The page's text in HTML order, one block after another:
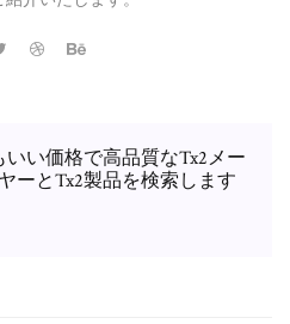
いい価格で高品質なTx2メー
ーとTx2製品を検索します